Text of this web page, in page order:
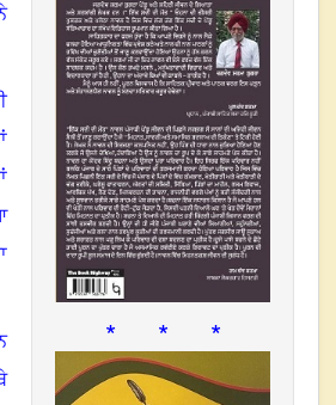
* * *